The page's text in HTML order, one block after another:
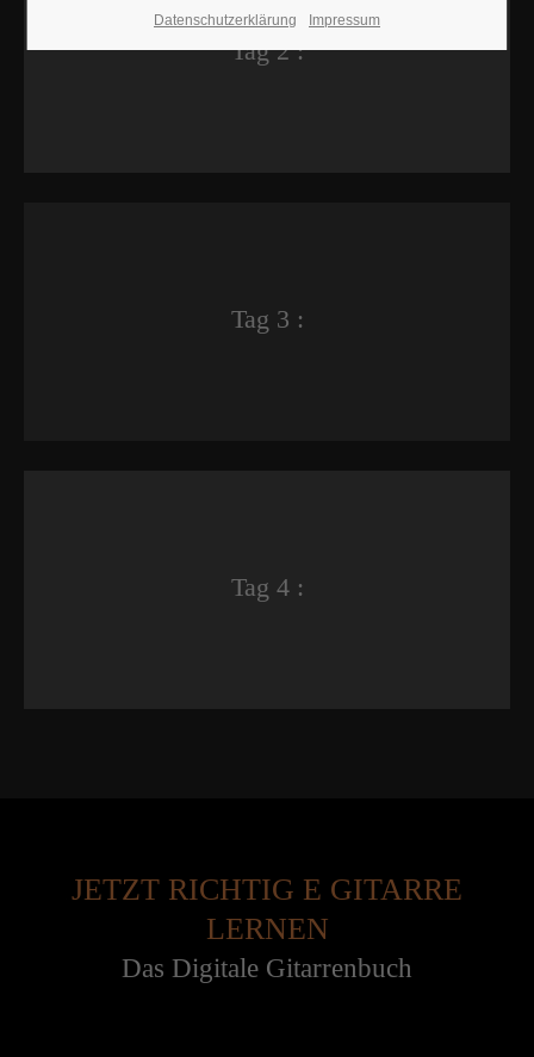
Tag 2 :
Tag 3 :
Tag 4 :
JETZT RICHTIG E GITARRE
LERNEN
Das Digitale Gitarrenbuch
Datenschutzerklärung Impressum